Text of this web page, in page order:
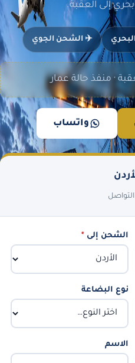
إلى العقبة.
✈️ الشحن الجوي
· منفذ حالة عمار
واتساب
الشحن إلى*
نوع البضاعة
الاسم